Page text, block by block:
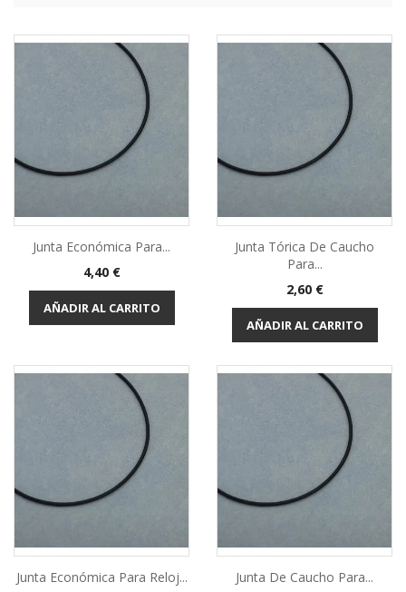
Junta Económica Para...
Precio
4,40 €
AÑADIR AL CARRITO
Junta Tórica De Caucho
Para...
Precio
2,60 €
AÑADIR AL CARRITO
Junta Económica Para Reloj...
Junta De Caucho Para...